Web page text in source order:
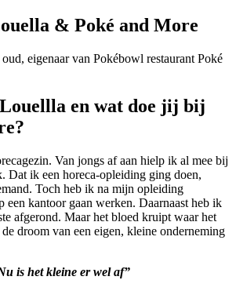
& Poké and More
eigenaar van Pokébowl restaurant Poké
en wat doe jij bij
Van jongs af aan hielp ik al mee bij
Dat ik een horeca-opleiding ging doen,
Toch heb ik na mijn opleiding
een kantoor gaan werken. Daarnaast heb ik
afgerond. Maar het bloed kruipt waar het
droom van een eigen, kleine onderneming
is het kleine er wel af”